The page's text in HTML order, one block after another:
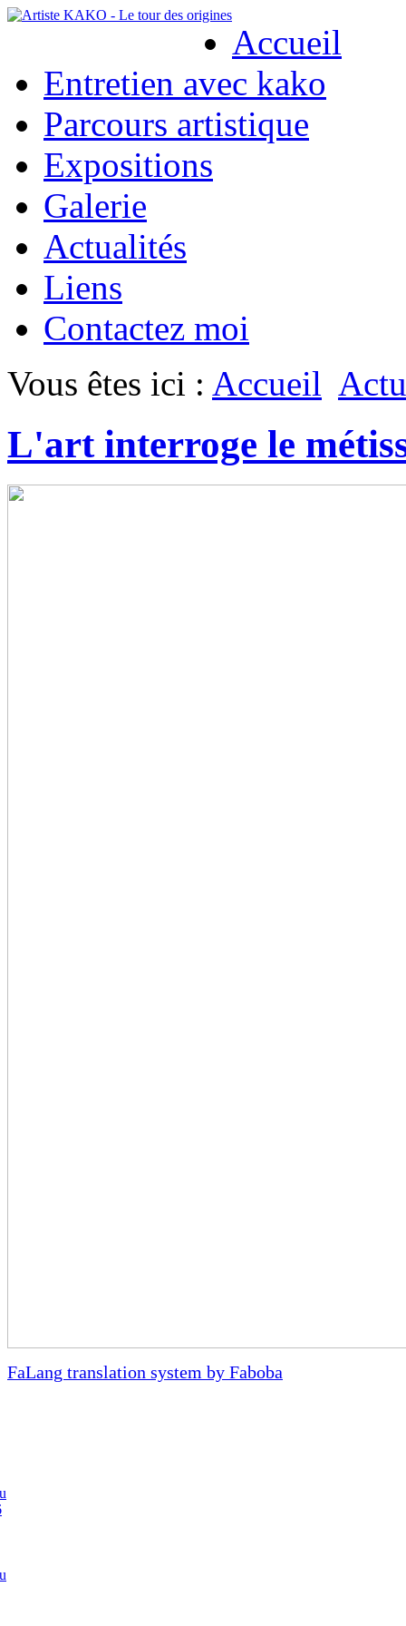
Accueil
Entretien avec kako
Parcours artistique
Expositions
Galerie
Actualités
Liens
Contactez moi
Vous êtes ici : Accueil
L'art interroge le
FaLang translation system by Faboba